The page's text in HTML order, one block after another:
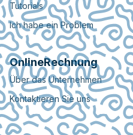
Tutorials
Ich habe ein Problem
OnlineRechnung
Über das Unternehmen
Kontaktieren Sie uns